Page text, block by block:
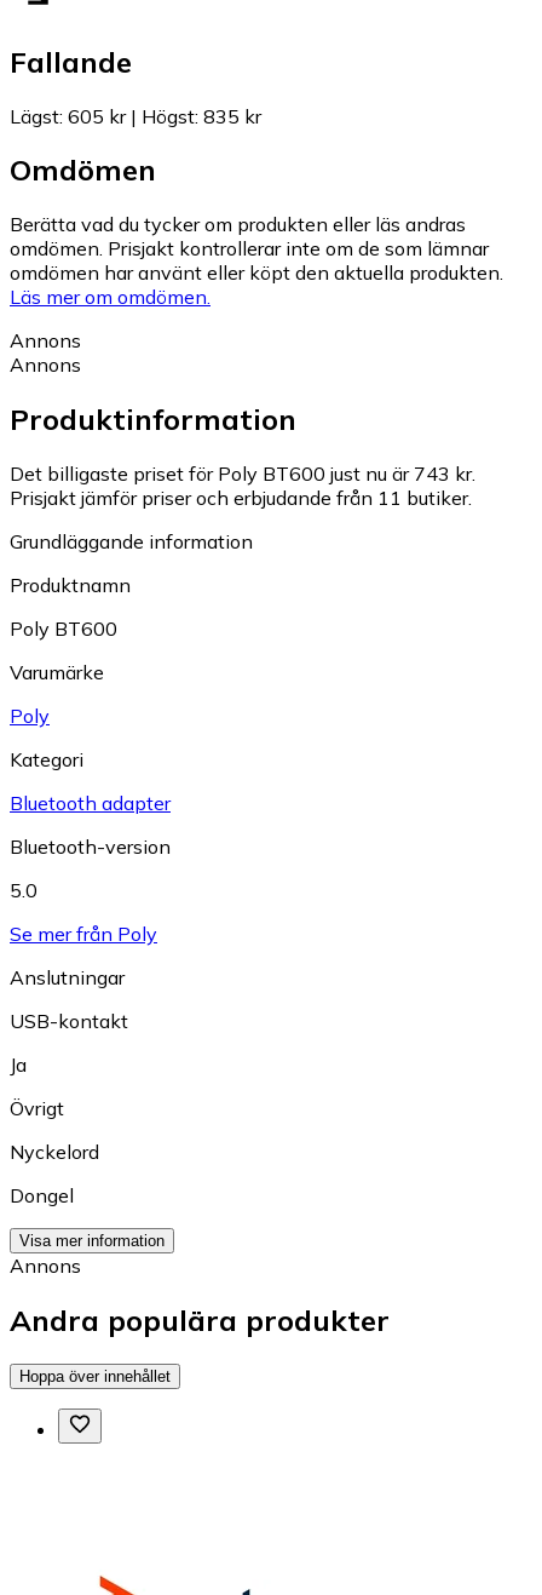
Fallande
Lägst: 605 kr| Högst: 835 kr
Omdömen
Berätta vad du tycker om produkten eller läs andras
omdömen. Prisjakt kontrollerar inte om de som lämnar
omdömen har använt eller köpt den aktuella produkten.
Läs mer om omdömen.
Annons
Annons
Produktinformation
Det billigaste priset för Poly BT600 just nu är 743 kr.
Prisjakt jämför priser och erbjudande från 11 butiker.
Grundläggande information
Produktnamn
Poly BT600
Varumärke
Poly
Kategori
Bluetooth adapter
Bluetooth-version
5.0
Se mer från Poly
Anslutningar
USB-kontakt
Ja
Övrigt
Nyckelord
Dongel
Visa mer information
Annons
Andra populära produkter
Hoppa över innehållet